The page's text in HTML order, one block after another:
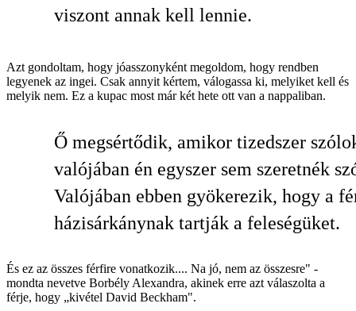
viszont annak kell lennie.
Azt gondoltam, hogy jóasszonyként megoldom, hogy rendben
legyenek az ingei. Csak annyit kértem, válogassa ki, melyiket kell és
melyik nem. Ez a kupac most már két hete ott van a nappaliban.
Ő megsértődik, amikor tizedszer
valójában én egyszer sem szeretnék
Valójában ebben gyökerezik, hogy a
házisárkánynak tartják a feleségüket.
És ez az összes férfire vonatkozik.... Na jó, nem az összesre" -
mondta nevetve Borbély Alexandra, akinek erre azt válaszolta a
férje, hogy „kivétel David Beckham".